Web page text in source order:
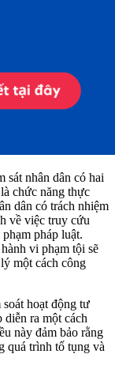
sát nhân dân có hai
chức năng thực
dân có trách nhiệm
về việc truy cứu
pháp luật.
vi phạm tội sẽ
một cách công
hoạt động tư
diễn ra một cách
này đảm bảo rằng
quá trình tố tụng và